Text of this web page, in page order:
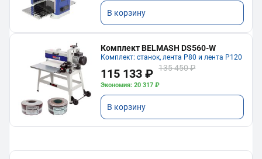
В корзину
Комплект BELMASH DS560-W
Комплект: станок, лента P80 и лента P120
115 133 ₽ 135 450 ₽
Экономия: 20 317 ₽
В корзину